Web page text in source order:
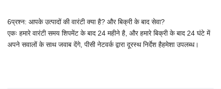
6प्रश्न: आपके उत्पादों की वारंटी क्या है? और बिक्री के बाद सेवा?
एकः हमारे वारंटी समय शिपमेंट के बाद 24 महीने है, और हमारे बिक्री के बाद 24 घंटे में
अपने सवालों के साथ जवाब देंगे, पीसी नेटवर्क द्वारा दूरस्थ निर्देश हैहमेशा उपलब्ध।